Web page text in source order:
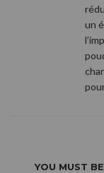
un
YOU MUST BE